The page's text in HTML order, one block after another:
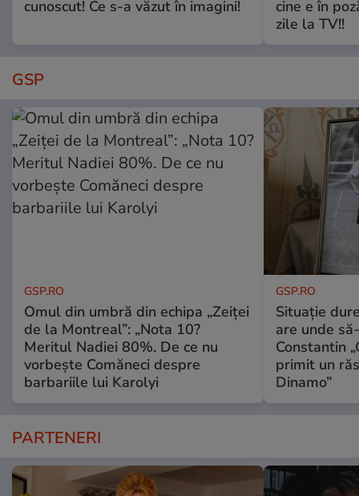
cunoscut! Ce s-a văzut în imagini!
cine e în
zile la TV!!
GSP
GSP.RO
Omul din umbră din echipa „Zeiței
de la Montreal”: „Nota 10?
Meritul Nadiei 80%. De ce nu
vorbește Comăneci despre
barbariile lui Karolyi
GSP.RO
Situație
are unde
Constantin
primit un
Dinamo”
PARTENERI